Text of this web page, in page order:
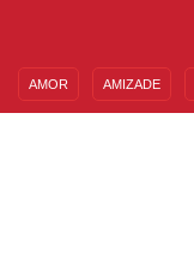
AMOR AMIZADE